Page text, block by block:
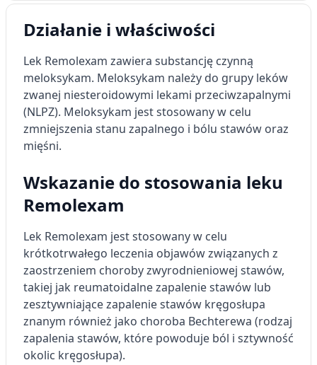
Działanie i właściwości
Lek Remolexam zawiera substancję czynną
meloksykam. Meloksykam należy do grupy leków
zwanej niesteroidowymi lekami przeciwzapalnymi
(NLPZ). Meloksykam jest stosowany w celu
zmniejszenia stanu zapalnego i bólu stawów oraz
mięśni.
Wskazanie do stosowania leku
Remolexam
Lek Remolexam jest stosowany w celu
krótkotrwałego leczenia objawów związanych z
zaostrzeniem choroby zwyrodnieniowej stawów,
takiej jak reumatoidalne zapalenie stawów lub
zesztywniające zapalenie stawów kręgosłupa
znanym również jako choroba Bechterewa (rodzaj
zapalenia stawów, które powoduje ból i sztywność
okolic kręgosłupa).